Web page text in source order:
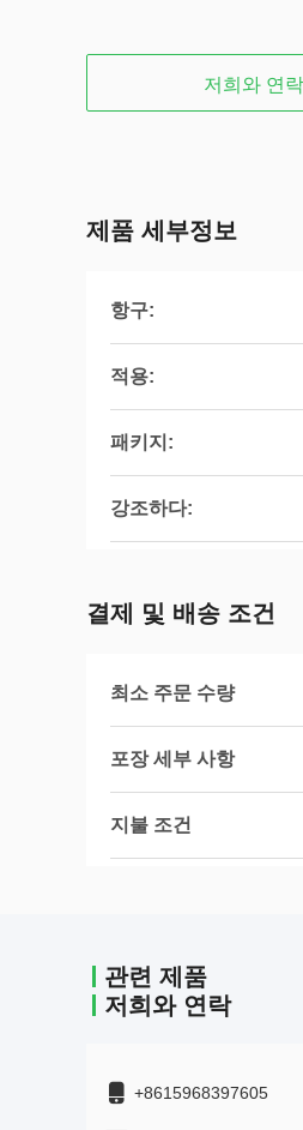
저희와 연락
제품 세부정보
항구:
적용:
패키지:
강조하다:
결제 및 배송 조건
최소 주문 수량
포장 세부 사항
지불 조건
관련 제품
저희와 연락
+8615968397605